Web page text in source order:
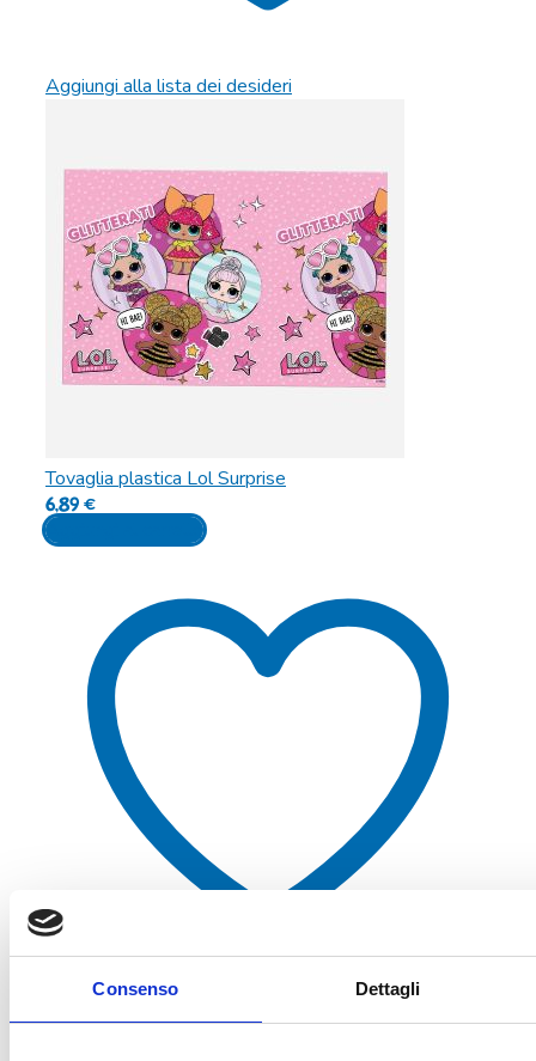
Consenso Dettagli
Aggiungi alla lista dei desideri
Tovaglia plastica Lol Surprise
6,89€
Aggiungi al carrello